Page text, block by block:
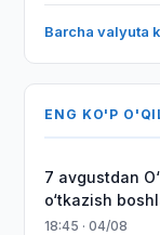
Barcha valyuta
ENG KO'P
7 avgustdan
o‘tkazish
18:45 · 04/08